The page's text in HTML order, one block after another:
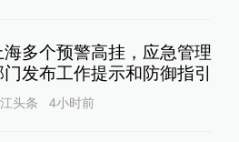
海多个预警高挂，应急管理
门发布工作提示和防御指引
头条 4小时前